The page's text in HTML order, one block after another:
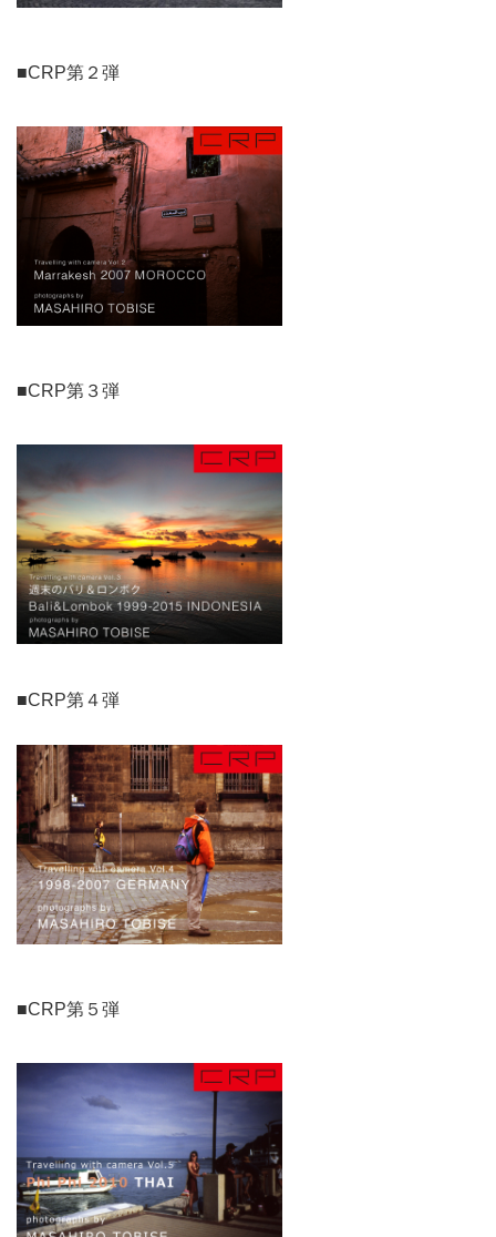
■CRP第２弾
■CRP第３弾
■CRP第４弾
■CRP第５弾